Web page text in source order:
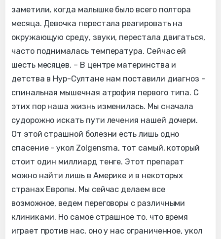
заметили, когда малышке было всего полтора
месяца. Девочка перестала реагировать на
окружающую среду, звуки, перестала двигаться,
часто поднималась температура. Сейчас ей
шесть месяцев. – В центре материнства и
детства в Нур-Султане нам поставили диагноз -
спинальная мышечная атрофия первого типа. С
этих пор наша жизнь изменилась. Мы сначала
судорожно искать пути лечения нашей дочери.
От этой страшной болезни есть лишь одно
спасение - укол Zolgensma, тот самый, который
стоит один миллиард тенге. Этот препарат
можно найти лишь в Америке и в некоторых
странах Европы. Мы сейчас делаем все
возможное, ведем переговоры с различными
клиниками. Но самое страшное то, что время
играет против нас, оно у нас ограниченное, укол